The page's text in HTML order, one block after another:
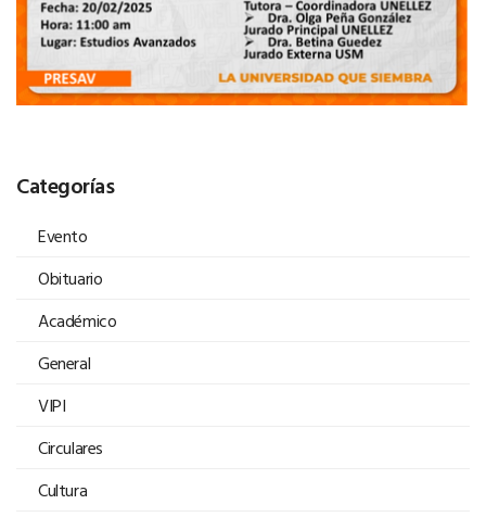
Categorías
Evento
Obituario
Académico
General
VIPI
Circulares
Cultura